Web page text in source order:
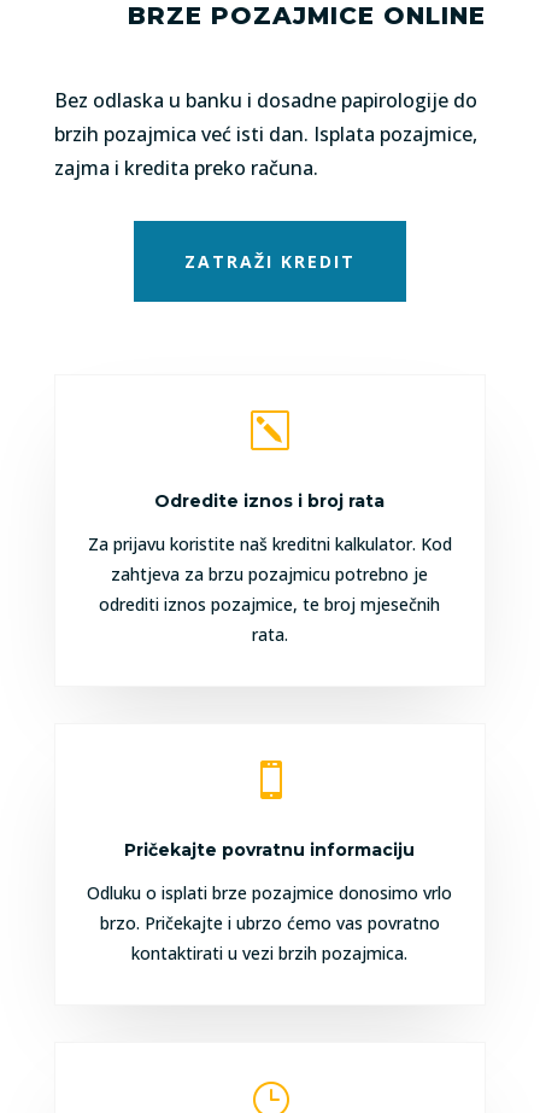
BRZE POZAJMICE ONLINE
Bez odlaska u banku i dosadne papirologije do
brzih pozajmica već isti dan. Isplata pozajmice,
zajma i kredita preko računa.
ZATRAŽI KREDIT
k
Odredite iznos i broj rata
Za prijavu koristite naš kreditni kalkulator. Kod
zahtjeva za brzu pozajmicu potrebno je
odrediti iznos pozajmice, te broj mjesečnih
rata.

Pričekajte povratnu informaciju
Odluku o isplati brze pozajmice donosimo vrlo
brzo. Pričekajte i ubrzo ćemo vas povratno
kontaktirati u vezi brzih pozajmica.
}